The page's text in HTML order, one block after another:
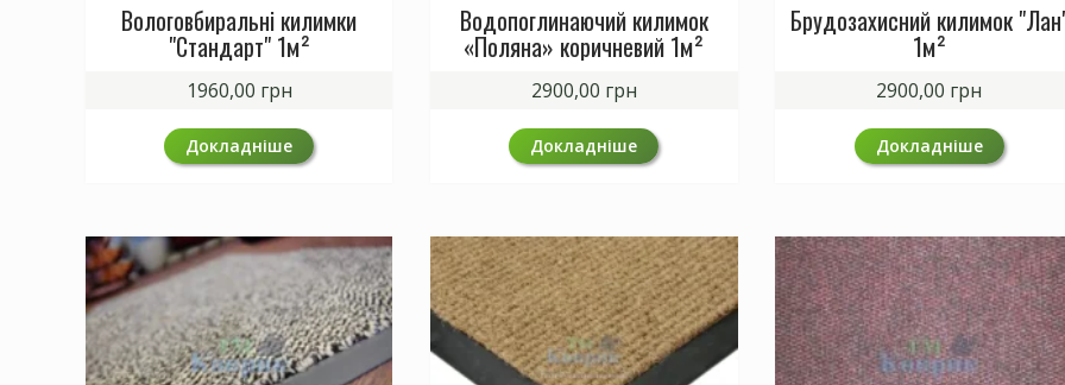
Вологовбиральні килимки
"Стандарт" 1м²
1960,00 грн
Докладніше
Водопоглинаючий килимок
«Поляна» коричневий 1м²
2900,00 грн
Докладніше
Брудозахисний килимок
1м²
2900,00 грн
Докладніше